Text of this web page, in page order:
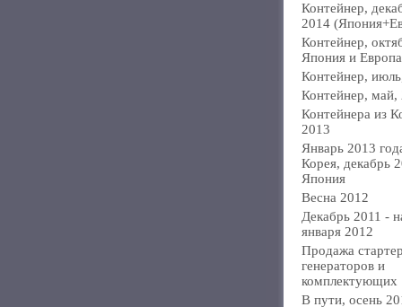
Контейнер,
2014
Контейнер,
Япония и
Контейнер,
Контейнер, май,
Контейнера из
2013
Январь 2013
Корея, декабрь
Япония
Весна 2012
Декабрь 2011 -
января 2012
Продажа
генераторов и
комплектующих
В пути, осень